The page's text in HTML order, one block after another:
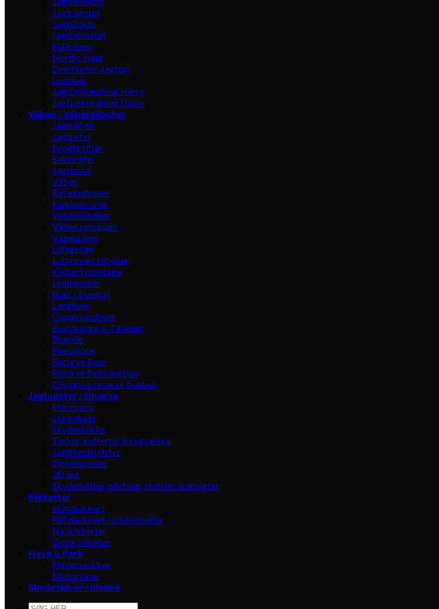
Jagtregntøj
Jagtshorts
Jagtbørnetøj
Fjällräven
Nordic Heat
Deerhunter Jagttøj
Outdoor
Jagtbeklædning Herre
Jagtbeklædning Dame
Våben / Våbentilbehør
Jagtvåben
Jagtriffel
Brugte rifler
Salonriffel
Jagtknive
Våben
Riffelpatroner
Haglpatroner
Våbentilbehør
Våben rensesæt
Våbenpleje
Luftgevær
Luftgevær tilbehør
Kikkert montage
Lyddæmper
Buer / buegrej
Langbuer
Compoundbuer
Buestrenge & Tilbehør
Buepile
Pilespidser
Recurve Buer
Recurve field bueben
Olympisk recurve bueben
Jagtudstyr / Diverse
Høreværn
Lokkekald
Skydestokke
Tasker, kufferter & rygsække
Jagthundeudstyr
Opsatsplader
3D dyr
Skydemåtter, pilefang, stativer & ansigter
Kikkerter
Håndkikkert
Riffelkikkert / kikkertsigte
Natkikkerter
Optik tilbehør
Have & Park
Havemaskiner
Motorsave
Skydeskiver / blokke